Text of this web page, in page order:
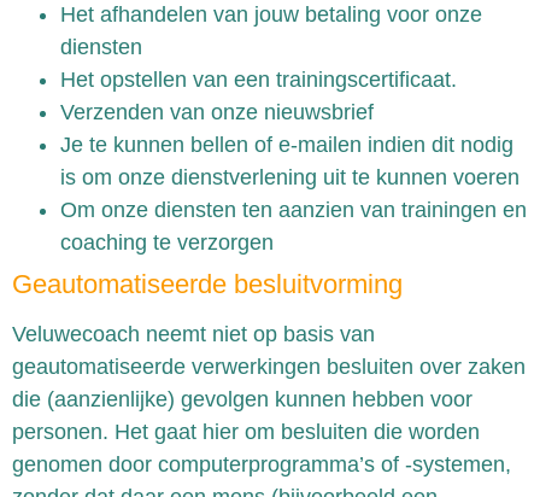
Het afhandelen van jouw betaling voor onze
diensten
Het opstellen van een trainingscertificaat.
Verzenden van onze nieuwsbrief
Je te kunnen bellen of e-mailen indien dit nodig
is om onze dienstverlening uit te kunnen voeren
Om onze diensten ten aanzien van trainingen en
coaching te verzorgen
Geautomatiseerde besluitvorming
Veluwecoach neemt niet op basis van
geautomatiseerde verwerkingen besluiten over zaken
die (aanzienlijke) gevolgen kunnen hebben voor
personen. Het gaat hier om besluiten die worden
genomen door computerprogramma’s of -systemen,